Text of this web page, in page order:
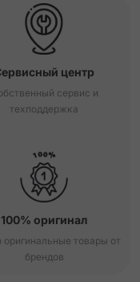
центр
сервис и
техподдержка
100% оригинал
оригинальные товары от
брендов